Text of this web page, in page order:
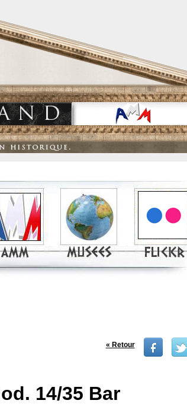
« Retour
14/35 Bar